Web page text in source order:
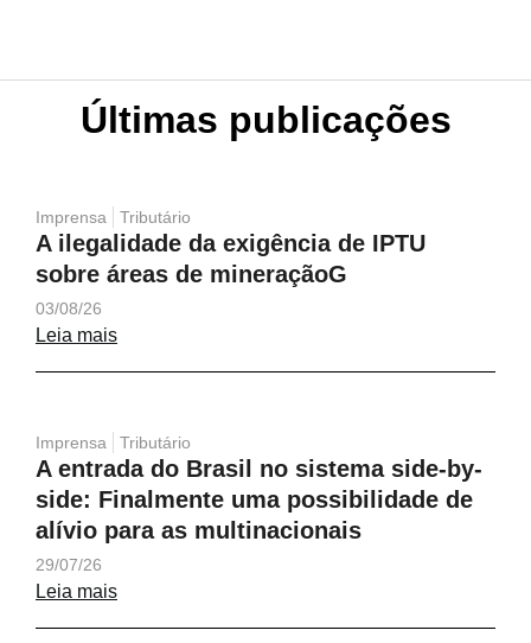
Últimas publicações
Imprensa Tributário
A ilegalidade da exigência de IPTU
sobre áreas de mineraçãoG
03/08/26
Leia mais
Imprensa Tributário
A entrada do Brasil no sistema side-by-
side: Finalmente uma possibilidade de
alívio para as multinacionais
29/07/26
Leia mais